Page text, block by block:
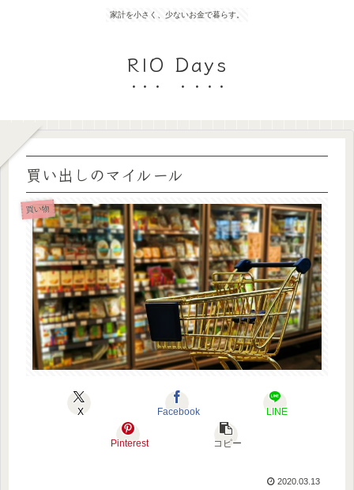
家計を小さく、少ないお金で暮らす。
RIO Days
買い出しのマイルール
買い物
X Facebook LINE
Pinterest コピー
2020.03.13